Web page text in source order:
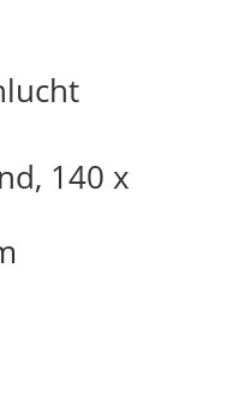
140 x